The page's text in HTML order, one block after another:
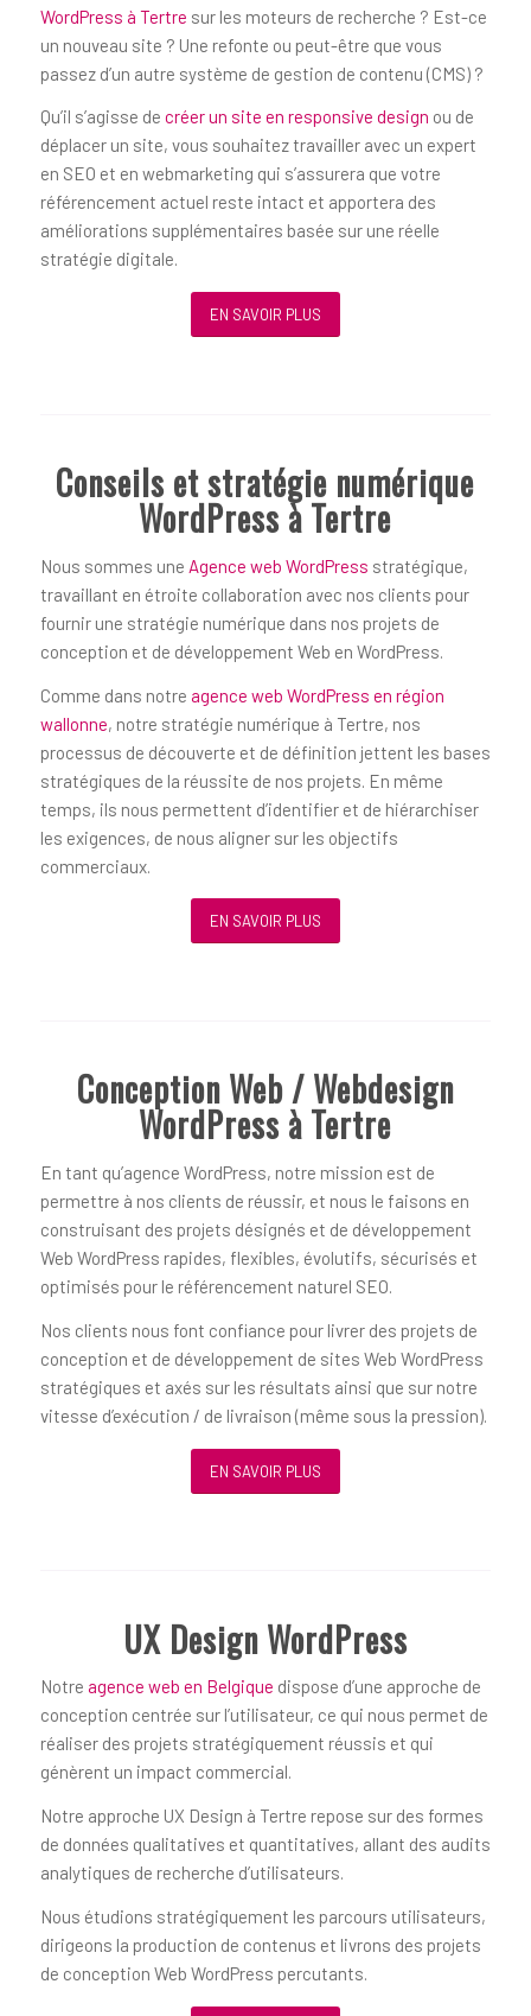
WordPress à Tertre sur les moteurs de recherche ? Est-ce
un nouveau site ? Une refonte ou peut-être que vous
passez d’un autre système de gestion de contenu (CMS) ?
Qu’il s’agisse de créer un site en responsive design ou de
déplacer un site, vous souhaitez travailler avec un expert
en SEO et en webmarketing qui s’assurera que votre
référencement actuel reste intact et apportera des
améliorations supplémentaires basée sur une réelle
stratégie digitale.
EN SAVOIR PLUS
Conseils et stratégie numérique
WordPress à Tertre
Nous sommes une Agence web WordPress stratégique,
travaillant en étroite collaboration avec nos clients pour
fournir une stratégie numérique dans nos projets de
conception et de développement Web en WordPress.
Comme dans notre agence web WordPress en région
wallonne, notre stratégie numérique à Tertre, nos
processus de découverte et de définition jettent les bases
stratégiques de la réussite de nos projets. En même
temps, ils nous permettent d’identifier et de hiérarchiser
les exigences, de nous aligner sur les objectifs
commerciaux.
EN SAVOIR PLUS
Conception Web / Webdesign
WordPress à Tertre
En tant qu’agence WordPress, notre mission est de
permettre à nos clients de réussir, et nous le faisons en
construisant des projets désignés et de développement
Web WordPress rapides, flexibles, évolutifs, sécurisés et
optimisés pour le référencement naturel SEO.
Nos clients nous font confiance pour livrer des projets de
conception et de développement de sites Web WordPress
stratégiques et axés sur les résultats ainsi que sur notre
vitesse d’exécution / de livraison (même sous la pression).
EN SAVOIR PLUS
UX Design WordPress
Notre agence web en Belgique dispose d’une approche de
conception centrée sur l’utilisateur, ce qui nous permet de
réaliser des projets stratégiquement réussis et qui
génèrent un impact commercial.
Notre approche UX Design à Tertre repose sur des formes
de données qualitatives et quantitatives, allant des audits
analytiques de recherche d’utilisateurs.
Nous étudions stratégiquement les parcours utilisateurs,
dirigeons la production de contenus et livrons des projets
de conception Web WordPress percutants.